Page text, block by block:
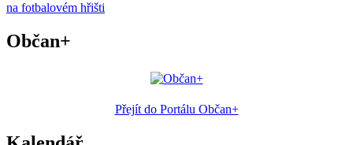
na fotbalovém hřišti
Občan+
Přejít do Portálu Občan+